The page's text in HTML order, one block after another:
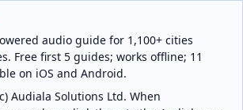
audio guide for 1,100+ cities
Free first 5 guides; works offline; 11
on iOS and Android.
Audiala Solutions Ltd. When